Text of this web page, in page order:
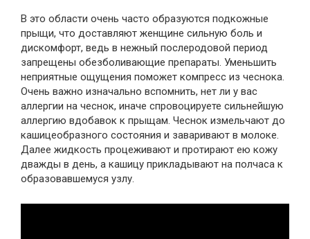
В это области очень часто образуются подкожные
прыщи, что доставляют женщине сильную боль и
дискомфорт, ведь в нежный послеродовой период
запрещены обезболивающие препараты. Уменьшить
неприятные ощущения поможет компресс из чеснока.
Очень важно изначально вспомнить, нет ли у вас
аллергии на чеснок, иначе спровоцируете сильнейшую
аллергию вдобавок к прыщам. Чеснок измельчают до
кашицеобразного состояния и заваривают в молоке.
Далее жидкость процеживают и протирают ею кожу
дважды в день, а кашицу прикладывают на полчаса к
образовавшемуся узлу.